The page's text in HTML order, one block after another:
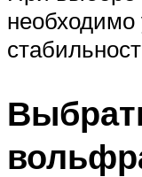
необходимо